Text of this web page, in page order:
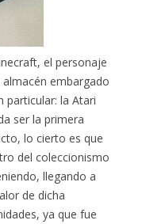
el personaje
embargado
particular: la Atari
ser la primera
lo cierto es que
del coleccionismo
llegando a
de dicha
ya que fue